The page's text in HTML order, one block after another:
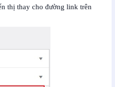
thị thay cho đường link trên